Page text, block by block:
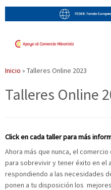
contenido
Inicio » Talleres Online 2023
Talleres Online
Click en cada taller para más
Ahora más que nunca, el
para sobrevivir y tener éxito en el
respondiendo a las necesidades
ponen a tu disposición los